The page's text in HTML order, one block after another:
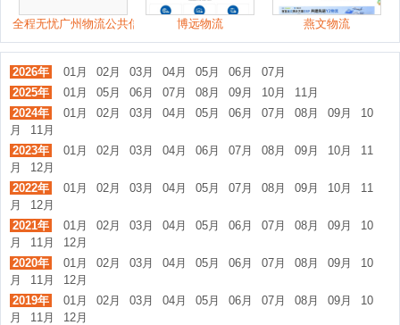
全程无忧广州物流公共信息平台 博远物流 燕文物流
2026年 01月 02月 03月 04月 05月 06月
07月
2025年
01月 05月 06月 07月 08月 09月 10月
11月
2024年
01月 02月 03月 04月 05月 06月 07月 08月 09月
10
月
11月
2023年
01月 02月 03月 04月 06月 07月 08月 09月 10月
11
月
12月
2022年
01月 02月 03月 04月 05月 07月 08月 09月 10月
11
月
12月
2021年
01月 02月 03月 04月 05月 06月 07月 08月 09月
10
月
11月
12月
2020年
01月 02月 03月 04月 05月 06月 07月 08月 09月
10
月
11月
12月
2019年
01月 02月 03月 04月 05月 06月 07月 08月 09月
10
月
11月
12月